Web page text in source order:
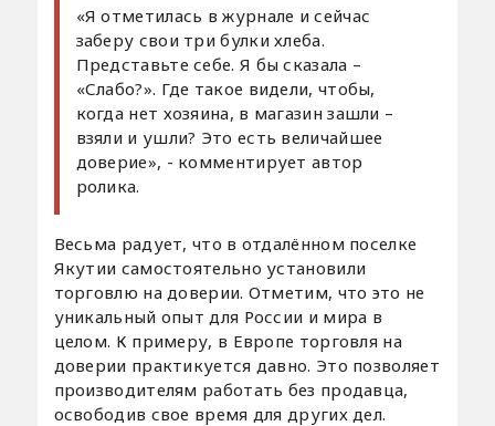
«Я отметилась в журнале и сейчас
заберу свои три булки хлеба.
Представьте себе. Я бы сказала –
«Слабо?». Где такое видели, чтобы,
когда нет хозяина, в магазин зашли –
взяли и ушли? Это есть величайшее
доверие», - комментирует автор
ролика.
Весьма радует, что в отдалённом поселке
Якутии самостоятельно установили
торговлю на доверии. Отметим, что это не
уникальный опыт для России и мира в
целом. К примеру, в Европе торговля на
доверии практикуется давно. Это позволяет
производителям работать без продавца,
освободив свое время для других дел.